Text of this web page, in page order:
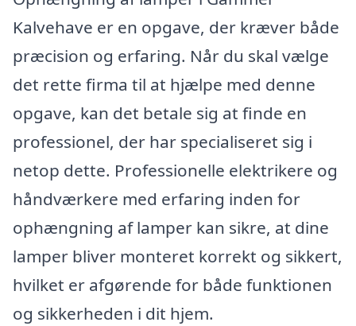
Kalvehave er en opgave, der kræver både
præcision og erfaring. Når du skal vælge
det rette firma til at hjælpe med denne
opgave, kan det betale sig at finde en
professionel, der har specialiseret sig i
netop dette. Professionelle elektrikere og
håndværkere med erfaring inden for
ophængning af lamper kan sikre, at dine
lamper bliver monteret korrekt og sikkert,
hvilket er afgørende for både funktionen
og sikkerheden i dit hjem.